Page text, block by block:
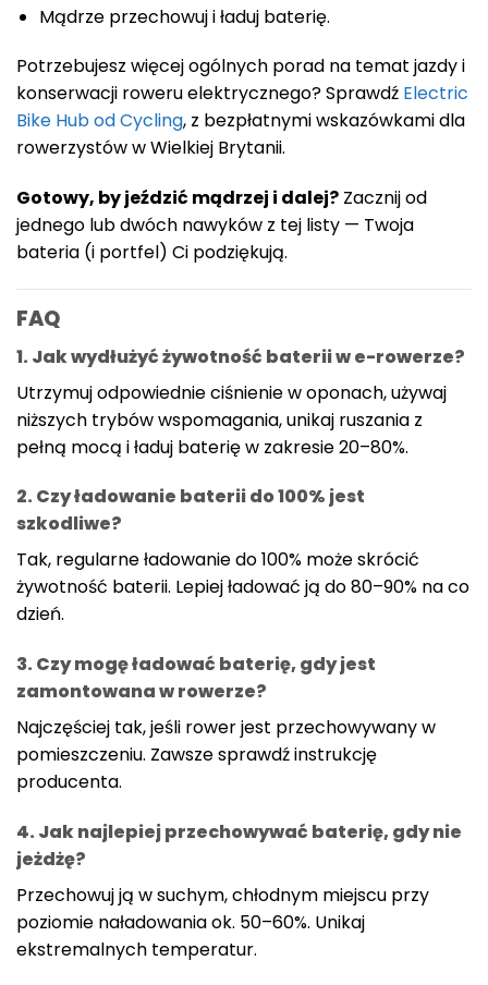
Mądrze przechowuj i ładuj baterię.
Potrzebujesz więcej ogólnych porad na temat jazdy i
konserwacji roweru elektrycznego? Sprawdź Electric
Bike Hub od Cycling, z bezpłatnymi wskazówkami dla
rowerzystów w Wielkiej Brytanii.
Gotowy, by jeździć mądrzej i dalej? Zacznij od
jednego lub dwóch nawyków z tej listy — Twoja
bateria (i portfel) Ci podziękują.
FAQ
1. Jak wydłużyć żywotność baterii w e-rowerze?
Utrzymuj odpowiednie ciśnienie w oponach, używaj
niższych trybów wspomagania, unikaj ruszania z
pełną mocą i ładuj baterię w zakresie 20–80%.
2. Czy ładowanie baterii do 100% jest
szkodliwe?
Tak, regularne ładowanie do 100% może skrócić
żywotność baterii. Lepiej ładować ją do 80–90% na co
dzień.
3. Czy mogę ładować baterię, gdy jest
zamontowana w rowerze?
Najczęściej tak, jeśli rower jest przechowywany w
pomieszczeniu. Zawsze sprawdź instrukcję
producenta.
4. Jak najlepiej przechowywać baterię, gdy nie
jeżdżę?
Przechowuj ją w suchym, chłodnym miejscu przy
poziomie naładowania ok. 50–60%. Unikaj
ekstremalnych temperatur.